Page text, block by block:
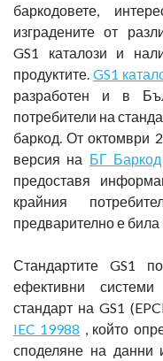
баркодовете,
изградените от
GS1 каталози и
продуктите. GS1
разработен и в
потребители на
баркод. От октомври
версия на БГ Баркод
предоставя
крайния
предварително е
Стандартите GS1
ефективни
стандарт на GS1
IEC 19988 , който
споделяне на данни